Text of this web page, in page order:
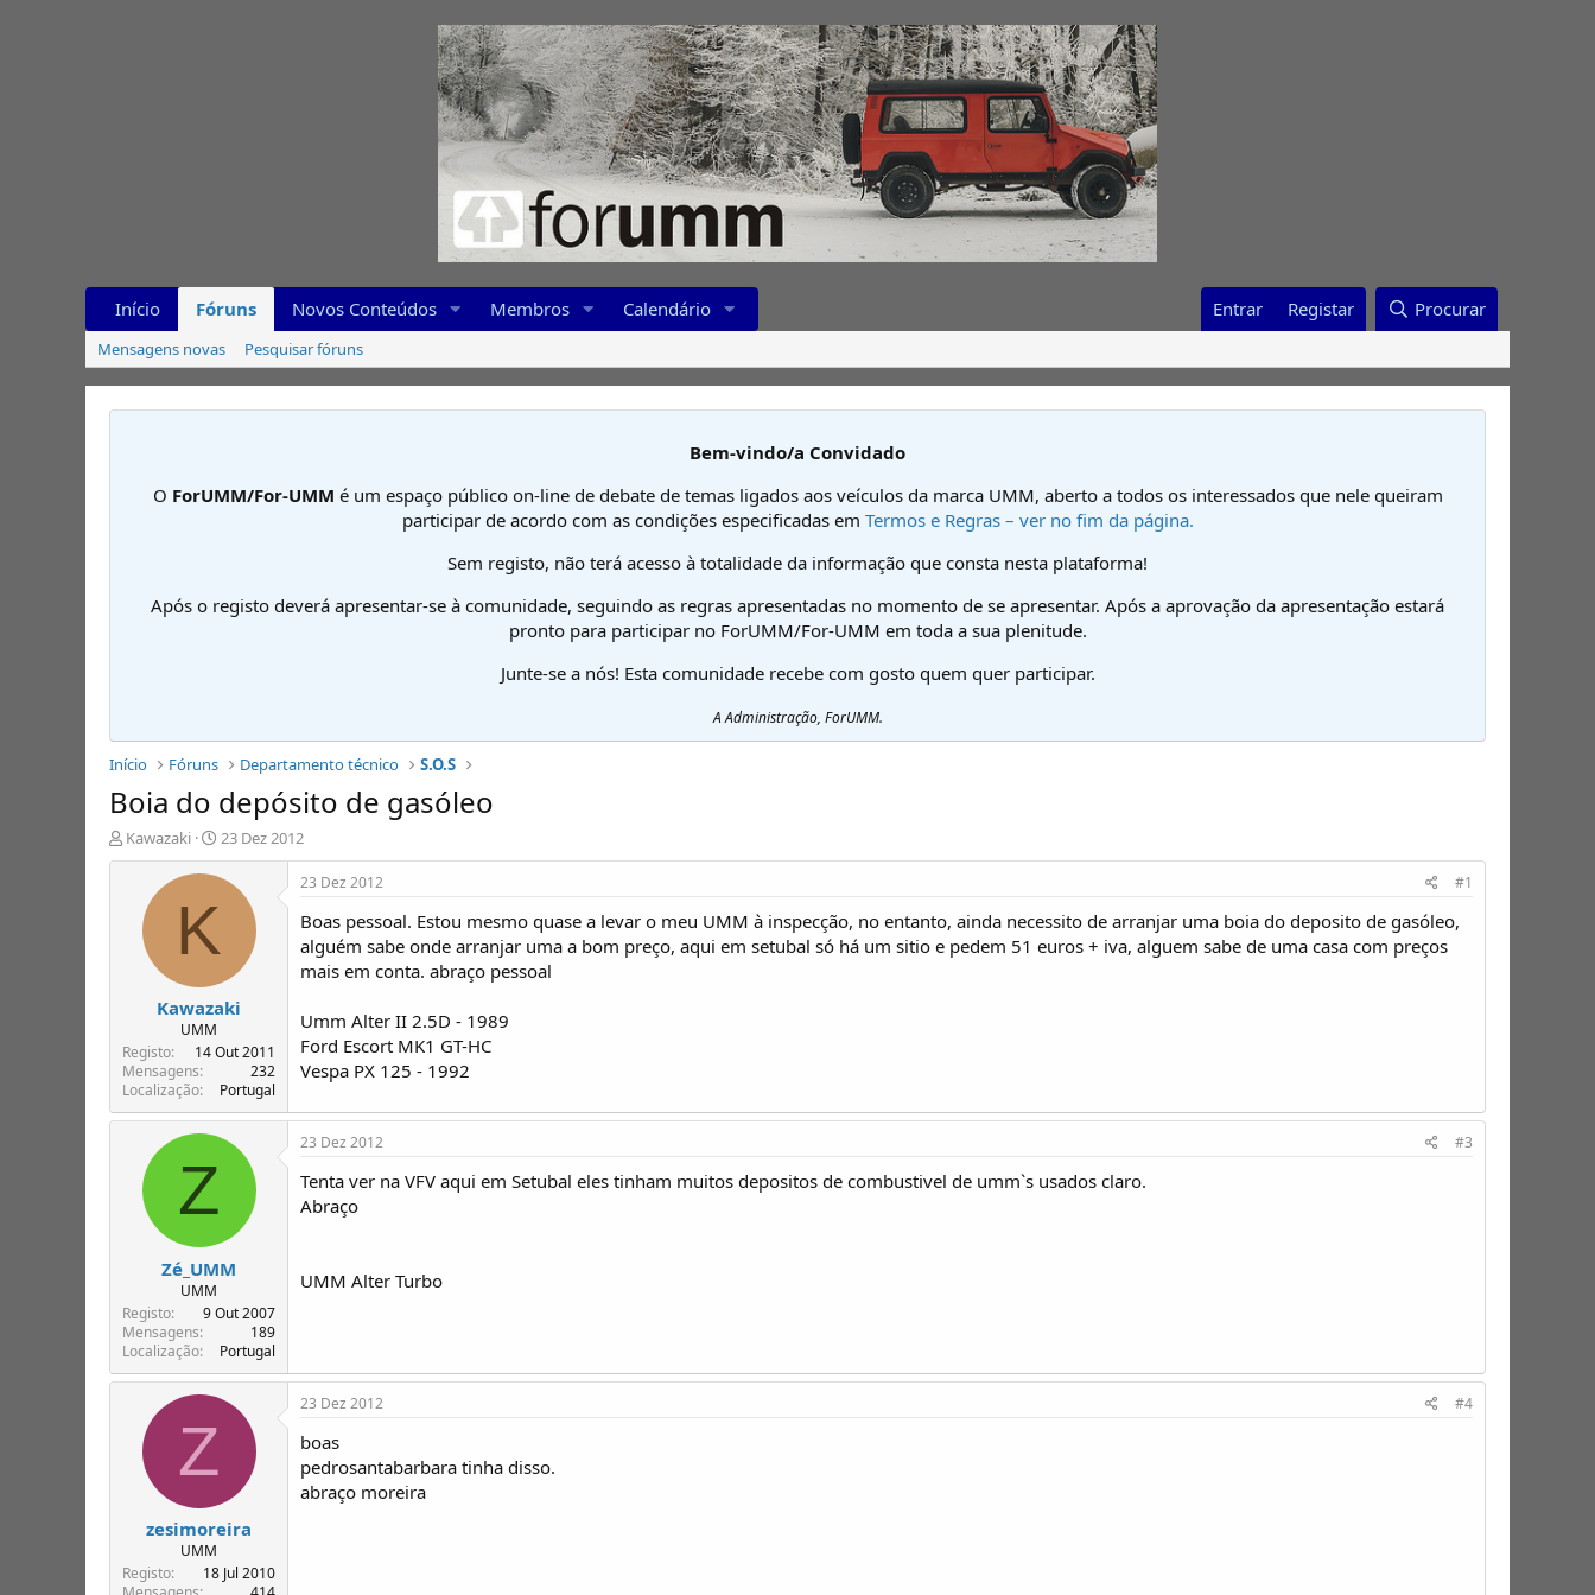
Início Fóruns Novos Conteúdos Membros Calendário Entrar Registar Procurar
Mensagens novas Pesquisar fóruns
Bem-vindo/a Convidado
O ForUMM/For-UMM é um espaço público on-line de debate de temas ligados aos veículos da marca UMM, aberto a todos os interessados que nele queiram
participar de acordo com as condições especificadas em Termos e Regras – ver no fim da página.
Sem registo, não terá acesso à totalidade da informação que consta nesta plataforma!
Após o registo deverá apresentar-se à comunidade, seguindo as regras apresentadas no momento de se apresentar. Após a aprovação da apresentação estará
pronto para participar no ForUMM/For-UMM em toda a sua plenitude.
Junte-se a nós! Esta comunidade recebe com gosto quem quer participar.
A Administração, ForUMM.
Início Fóruns Departamento técnico S.O.S
Boia do depósito de gasóleo
I
n
e
T
ó
p
Kawazaki
D
a
t
n
í
i
23 Dez 2012
K
Kawazaki
UMM
Registo
14 Out 2011
Mensagens
232
Localização
Portugal
23 Dez 2012 #1
Boas pessoal. Estou mesmo quase a levar o meu UMM à inspecção, no entanto, ainda necessito de arranjar uma boia do deposito de gasóleo,
alguém sabe onde arranjar uma a bom preço, aqui em setubal só há um sitio e pedem 51 euros + iva, alguem sabe de uma casa com preços
mais em conta. abraço pessoal
Umm Alter II 2.5D - 1989
Ford Escort MK1 GT-HC
Vespa PX 125 - 1992
Z
Zé_UMM
UMM
Registo
9 Out 2007
Mensagens
189
Localização
Portugal
23 Dez 2012 #3
Tenta ver na VFV aqui em Setubal eles tinham muitos depositos de combustivel de umm`s usados claro.
Abraço
UMM Alter Turbo
Z
zesimoreira
UMM
Registo
18 Jul 2010
23 Dez 2012 #4
boas
pedrosantabarbara tinha disso.
abraço moreira